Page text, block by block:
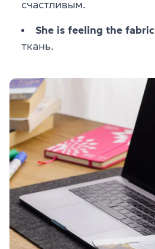
счастливым.
She is feeling the fabric
ткань.